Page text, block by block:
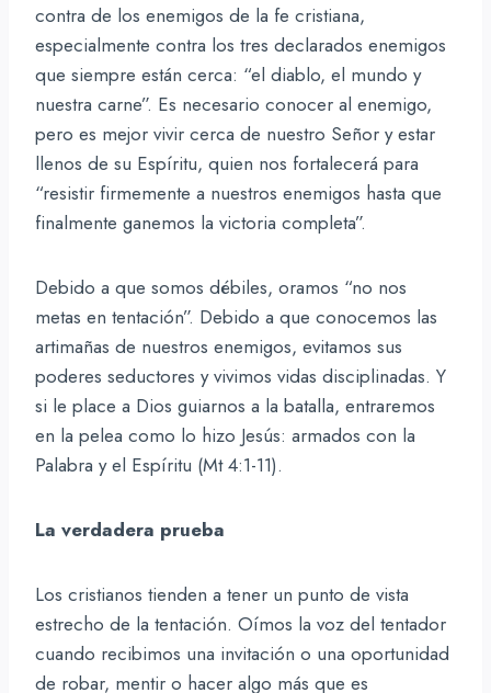
contra de los enemigos de la fe cristiana,
especialmente contra los tres declarados enemigos
que siempre están cerca: “el diablo, el mundo y
nuestra carne”. Es necesario conocer al enemigo,
pero es mejor vivir cerca de nuestro Señor y estar
llenos de su Espíritu, quien nos fortalecerá para
“resistir firmemente a nuestros enemigos hasta que
finalmente ganemos la victoria completa”.
Debido a que somos débiles, oramos “no nos
metas en tentación”. Debido a que conocemos las
artimañas de nuestros enemigos, evitamos sus
poderes seductores y vivimos vidas disciplinadas. Y
si le place a Dios guiarnos a la batalla, entraremos
en la pelea como lo hizo Jesús: armados con la
Palabra y el Espíritu (Mt 4:1-11).
La verdadera prueba
Los cristianos tienden a tener un punto de vista
estrecho de la tentación. Oímos la voz del tentador
cuando recibimos una invitación o una oportunidad
de robar, mentir o hacer algo más que es